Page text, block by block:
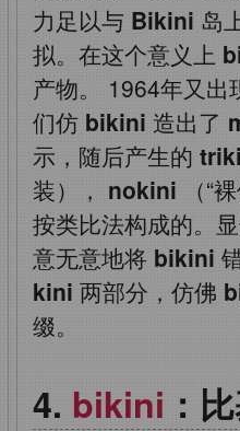
力足以与 Bikini 岛
拟。在这个意义上
产物。 1964年又出
们仿 bikini 造出了
示，随后产生的
装）， nokini （“
按类比法构成的。
意无意地将 bikini
kini 两部分，仿佛
缀。
bikini ：